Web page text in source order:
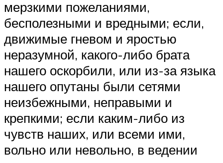
мерзкими пожеланиями,
бесполезными и вредными; если,
движимые гневом и яростью
неразумной, какого-либо брата
нашего оскорбили, или из-за языка
нашего опутаны были сетями
неизбежными, неправыми и
крепкими; если каким-либо из
чувств наших, или всеми ими,
вольно или невольно, в ведении